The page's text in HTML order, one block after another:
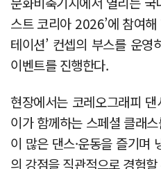
스트 코리아 2026’에 참여
테이션’ 컨셉의 부스를 운
이벤트를 진행한다.
현장에서는 코레오그래피
이가 함께하는 스페셜 클래
이 많은 댄스·운동을 즐기며
의 강점을 직관적으로 경험